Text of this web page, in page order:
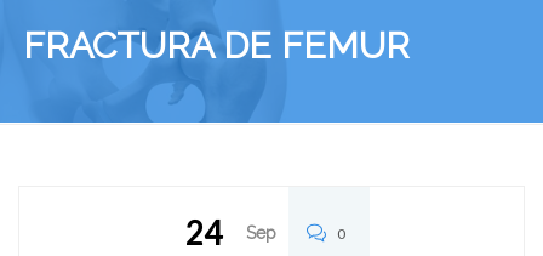
FRACTURA DE FEMUR
24 Sep 0